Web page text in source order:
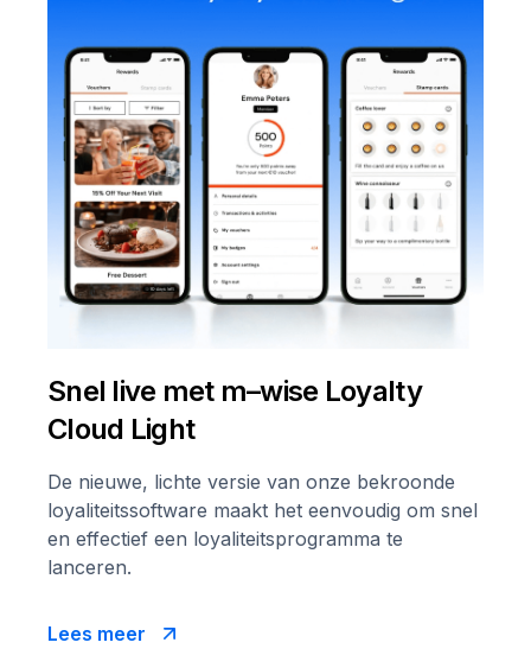
Snel live met m–wise Loyalty
Cloud Light
De nieuwe, lichte versie van onze bekroonde
loyaliteitssoftware maakt het eenvoudig om snel
en effectief een loyaliteitsprogramma te
lanceren.
Lees meer